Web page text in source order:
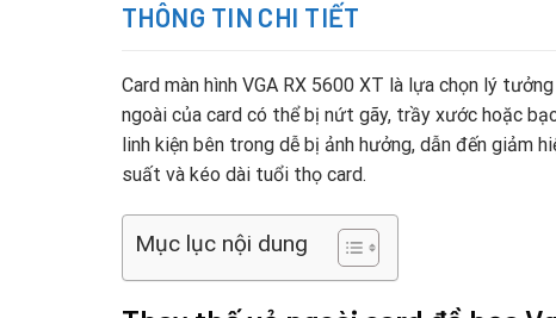
THÔNG TIN CHI TIẾT
Card màn hình VGA RX 5600 XT là lựa chọn lý
ngoài của card có thể bị nứt gãy, trầy xước hoặc
linh kiện bên trong dễ bị ảnh hưởng, dẫn đến giảm
suất và kéo dài tuổi thọ card.
Mục lục nội dung